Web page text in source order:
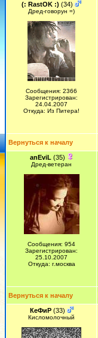
(: RastOK :) (34)
Дред-говорун =)
Сообщения: 2366
Зарегистрирован:
24.04.2007
Откуда: Из Питера!
Вернуться к началу
anEviL (35)
Дред-ветеран
Сообщения: 954
Зарегистрирован:
25.10.2007
Откуда: г.москва
Вернуться к началу
КеФиР(33)
Кисломолочный